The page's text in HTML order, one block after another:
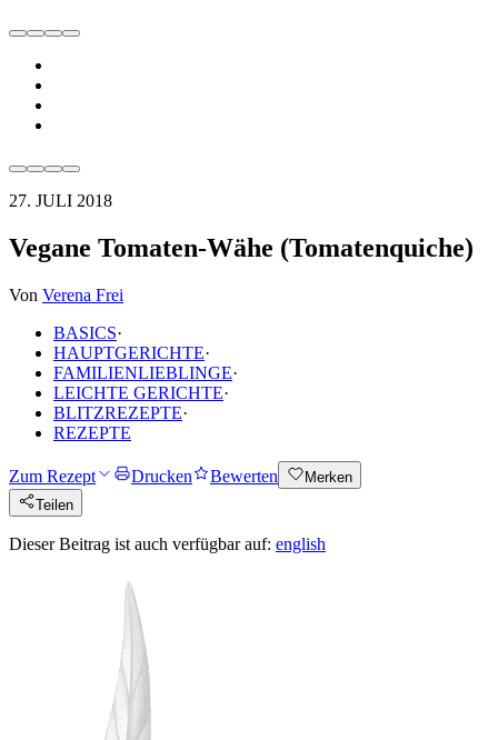
27. JULI 2018
Vegane Tomaten-Wähe (Tomatenquiche)
Von Verena Frei
BASICS·
HAUPTGERICHTE·
FAMILIENLIEBLINGE·
LEICHTE GERICHTE·
BLITZREZEPTE·
REZEPTE
Zum Rezept Drucken Bewerten
Merken
Teilen
Dieser Beitrag ist auch verfügbar auf: english